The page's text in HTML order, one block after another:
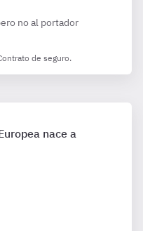
no al portador
de seguro.
nace a